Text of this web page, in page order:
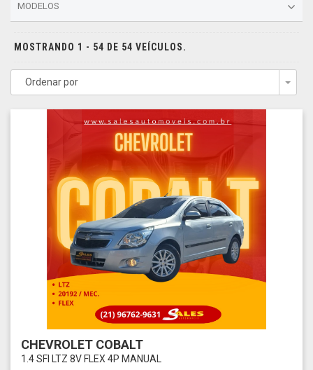
MODELOS
MOSTRANDO 1 - 54 DE 54 VEÍCULOS.
Ordenar por
CHEVROLET COBALT
1.4 SFI LTZ 8V FLEX 4P MANUAL